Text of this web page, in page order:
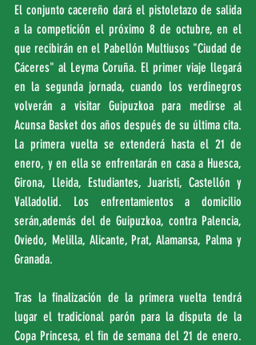
El conjunto cacereño dará el pistoletazo de salida
a la competición el próximo 8 de octubre, en el
que recibirán en el Pabellón Multiusos "Ciudad de
Cáceres" al Leyma Coruña. El primer viaje llegará
en la segunda jornada, cuando los verdinegros
volverán a visitar Guipuzkoa para medirse al
Acunsa Basket dos años después de su última cita.
La primera vuelta se extenderá hasta el 21 de
enero, y en ella se enfrentarán en casa a Huesca,
Girona, Lleida, Estudiantes, Juaristi, Castellón y
Valladolid. Los enfrentamientos a domicilio
serán,además del de Guipuzkoa, contra Palencia,
Oviedo, Melilla, Alicante, Prat, Alamansa, Palma y
Granada.
Tras la finalización de la primera vuelta tendrá
lugar el tradicional parón para la disputa de la
Copa Princesa, el fin de semana del 21 de enero.